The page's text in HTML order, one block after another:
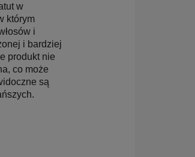
w
którym
i
i bardziej
produkt nie
co może
są